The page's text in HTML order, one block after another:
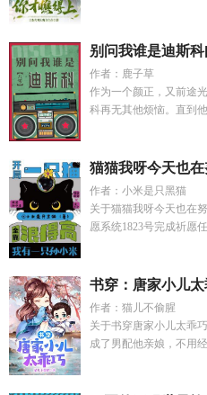
别问我谁是迪斯
作者：鹿子草
作为一个颜正，又前途
科再无其他烦恼。直到
猫猫我呀今天也
作者：小米是只黑猫
关于猫猫我呀今天也在
愿系统1823号完成祈愿
书穿：唐家小儿
作者：猫儿不偷腥
关于书穿唐家小儿太乖
成了男配他亲娘，不用